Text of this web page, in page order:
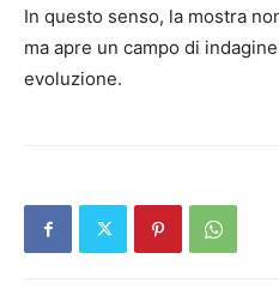
In questo senso, la mostra
ma apre un campo di
evoluzione.